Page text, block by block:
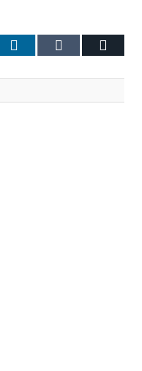
LinkedIn Tumblr